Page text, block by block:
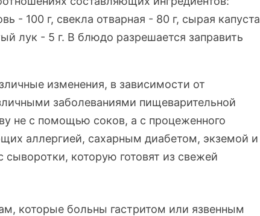
- 100 г, свекла отварная - 80 г, сырая капуста
лук - 5 г. В блюдо разрешается заправить
изменения, в зависимости от
заболеваниями пищеварительной
не с помощью соков, а с процеженного
аллергией, сахарным диабетом, экземой и
сыворотки, которую готовят из свежей
которые больны гастритом или язвенным